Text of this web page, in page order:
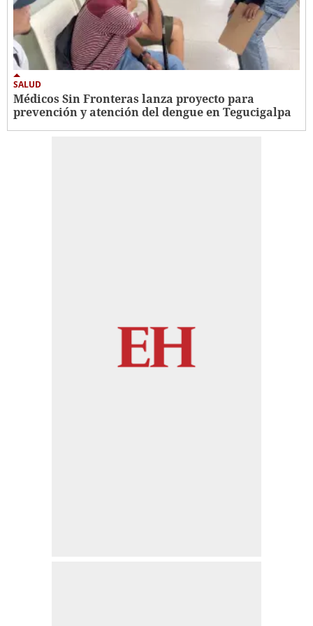
SALUD
Médicos Sin Fronteras lanza proyecto para
prevención y atención del dengue en Tegucigalpa